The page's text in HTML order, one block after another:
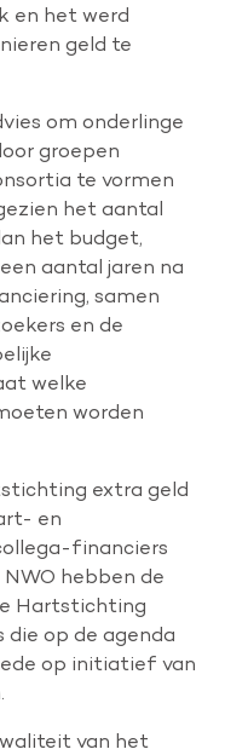
en het werd
geld te
om onderlinge
groepen
te vormen
het aantal
het budget,
aantal jaren na
samen
en de
welke
worden
extra geld
en
financiers
hebben de
Hartstichting
die op de agenda
op initiatief van
van het